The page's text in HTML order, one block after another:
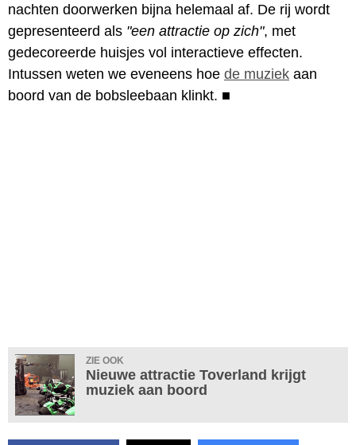
nachten doorwerken bijna helemaal af. De rij wordt
gepresenteerd als "een attractie op zich", met
gedecoreerde huisjes vol interactieve effecten.
Intussen weten we eveneens hoe de muziek aan
boord van de bobsleebaan klinkt. ■
ZIE OOK
Nieuwe attractie Toverland krijgt
muziek aan boord